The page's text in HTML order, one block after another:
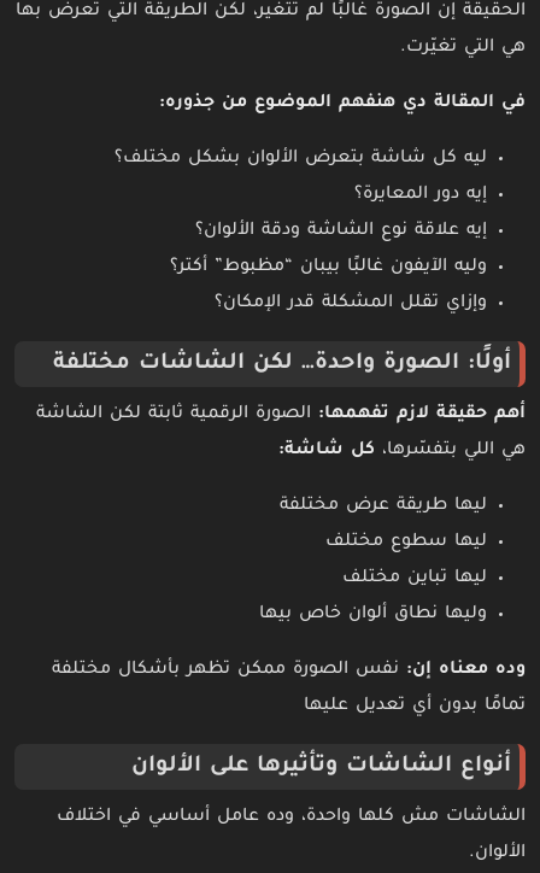
الحقيقة إن الصورة غالبًا لم تتغير، لكن الطريقة التي تُعرض بها
هي التي تغيّرت.
في المقالة دي هنفهم الموضوع من جذوره:
ليه كل شاشة بتعرض الألوان بشكل مختلف؟
إيه دور المعايرة؟
إيه علاقة نوع الشاشة ودقة الألوان؟
وليه الآيفون غالبًا بيبان “مظبوط” أكتر؟
وإزاي تقلل المشكلة قدر الإمكان؟
أولًا: الصورة واحدة… لكن الشاشات مختلفة
أهم حقيقة لازم تفهمها: الصورة الرقمية ثابتة لكن الشاشة
هي اللي بتفسّرها، كل شاشة:
ليها طريقة عرض مختلفة
ليها سطوع مختلف
ليها تباين مختلف
وليها نطاق ألوان خاص بيها
وده معناه إن: نفس الصورة ممكن تظهر بأشكال مختلفة
تمامًا بدون أي تعديل عليها
أنواع الشاشات وتأثيرها على الألوان
الشاشات مش كلها واحدة، وده عامل أساسي في اختلاف
الألوان.